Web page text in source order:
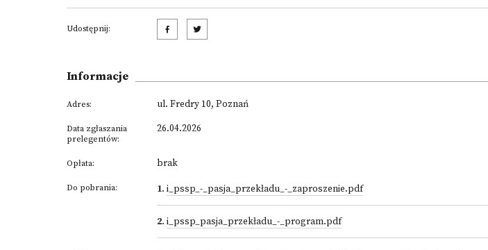
Udostępnij:
Informacje
Adres: ul. Fredry 10, Poznań
Data zgłaszania
prelegentów:
26.04.2026
Opłata: brak
Do pobrania: 1. i_pssp_-_pasja_przekładu_-_zaproszenie.pdf
2. i_pssp_pasja_przekładu_-_program.pdf